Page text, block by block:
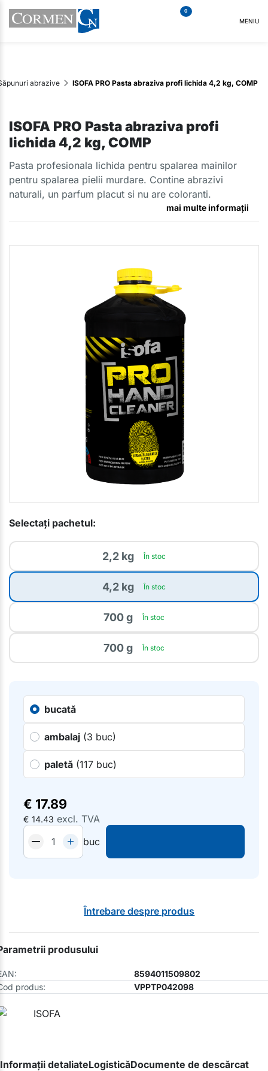
0
MENIU
abrazive ISOFA PRO Pasta abraziva profi lichida 4,2 kg, COMP
ISOFA PRO Pasta abraziva profi
lichida 4,2 kg, COMP
Pasta profesionala lichida pentru spalarea mainilor
pentru spalarea pielii murdare. Contine abrazivi
naturali, un parfum placut si nu are coloranti.
mai multe informații
Selectați pachetul:
2,2 kg În stoc
4,2 kg În stoc
700 g În stoc
700 g În stoc
bucată
ambalaj (3 buc)
paletă (117 buc)
€ 17.89
€ 14.43 excl. TVA
buc
Întrebare despre produs
produsului
8594011509802
produs:
VPPTP042098
Informații detaliateLogisticăDocumente de descărcat